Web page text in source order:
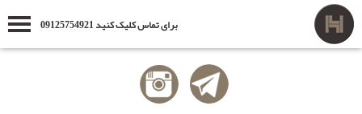
برای تماس کلیک کنید 09125754921